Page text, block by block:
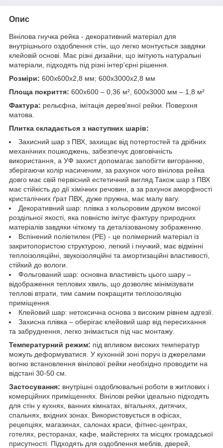
Опис
Вінілова гнучка рейка - декоративний матеріал для
внутрішнього оздоблення стін, що легко монтується завдяки
клейовій основі. Має різні дизайни, що імітують натуральні
матеріали, підходять під різні інтер'єрні рішення.
Розміри: 600х600х2,8 мм; 600х3000х2,8 мм
Площа покриття: 600х600 – 0,36 м², 600х3000 мм – 1,8 м²
Фактура: рельєфна, імітація дерев'яної рейки. Поверхня
матова.
Плитка складається з наступних шарів:
Захисний шар з ПВХ, захищає від потертостей та дрібних
механічних пошкоджень, забезпечує довговічність
використання, а УФ захист допомагає запобігти вигоранню,
зберігаючи колір насиченим, за рахунок чого вінілова рейка
довго має свій первісний естетичний вигляд.Також шар з ПВХ
має стійкість до дії хімічних речовин, а за рахунок аморфності
кристалічних ґрат ПВХ, дуже пружна, має малу вагу.
Декоративний шар: плівка з кольоровим друком високої
роздільної якості, яка повністю імітує фактуру природних
матеріалів завдяки чіткому та деталізованому зображенню.
Вспінений поліетилен (РЕ) - це полімерний матеріал із
закритопористою структурою, легкий і гнучкий, має відмінні
теплоізоляційні, звукоізоляційні та амортизаційні властивості,
стійкий до вологи.
Фольгований шар: основна властивість цього шару –
відображення теплових хвиль, що дозволяє мінімізувати
теплові втрати, тим самим покращити теплоізоляцію
приміщення.
Клейовий шар: нетоксична основа з високим рівнем адгезії.
Захисна плівка – оберігає клейовий шар від пересихання
та забруднення, легко знімається під час монтажу.
Температурний режим: під впливом високих температур
можуть деформуватися. У кухонній зоні поруч із джерелами
вогню встановлення вінілової рейки необхідно проводити на
відстані 30-50 см.
Застосування: внутрішні оздоблювальні роботи в житлових і
комерційних приміщеннях. Вінілові рейки ідеально підходять
для стін у кухнях, ванних кімнатах, вітальнях, дитячих,
спальнях, вхідних зонах. Використовується в офісах,
рецепціях, магазинах, салонах краси, фітнес-центрах,
готелях, ресторанах, кафе, майстернях та місцях громадської
присутності. Підходять для оздоблення меблів, дверей,